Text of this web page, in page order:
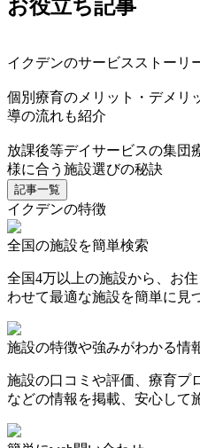
お役立ち記事
イクデンのサービスストーリ
個別療育のメリット・デメリ
導の流れも紹介
放課後等デイサービスの集団
様に合う施設選びの秘訣
記事一覧
イクデンの特徴
全国の施設を簡単検索
全国4万以上の施設から、お
わせて最適な施設を簡単に見
施設の特徴や強みがわかる情
施設の口コミや評価、療育プ
などの情報を掲載、安心して